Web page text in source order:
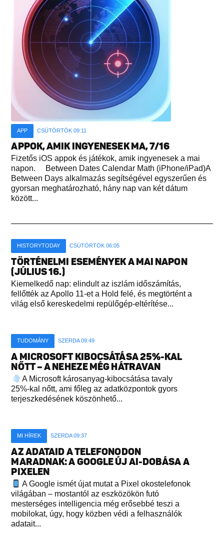
APP CSÜTÖRTÖK 09:11
APPOK, AMIK INGYENESEK MA, 7/16
Fizetős iOS appok és játékok, amik ingyenesek a mai
napon. Between Dates Calendar Math (iPhone/iPad)A
Between Days alkalmazás segítségével egyszerűen és
gyorsan meghatározható, hány nap van két dátum
között...
HISTORYTODAY CSÜTÖRTÖK 06:05
TÖRTÉNELMI ESEMÉNYEK A MAI NAPON
(JÚLIUS 16.)
Kiemelkedő nap: elindult az iszlám időszámítás,
fellőtték az Apollo 11-et a Hold felé, és megtörtént a
világ első kereskedelmi repülőgép-eltérítése...
TUDOMÁNY SZERDA 09:49
A MICROSOFT KIBOCSÁTÁSA 25%-KAL
NŐTT – A NEHEZE MÉG HÁTRAVAN
A Microsoft károsanyag-kibocsátása tavaly
25%-kal nőtt, ami főleg az adatközpontok gyors
terjeszkedésének köszönhető...
MI HÍREK SZERDA 09:37
AZ ADATAID A TELEFONODON
MARADNAK: A GOOGLE ÚJ AI-DOBÁSA A
PIXELEN
A Google ismét újat mutat a Pixel okostelefonok
világában – mostantól az eszközökön futó
mesterséges intelligencia még erősebbé teszi a
mobilokat, úgy, hogy közben védi a felhasználók
adatait...